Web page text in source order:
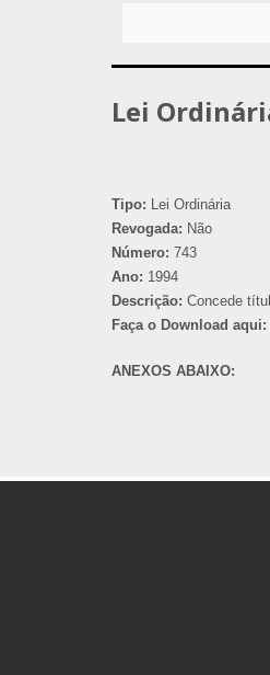
Lei
Tipo: Lei Ordinária
Revogada: Não
Número: 743
Ano: 1994
Descrição: Concede
Faça o Download aqui:
ANEXOS ABAIXO: